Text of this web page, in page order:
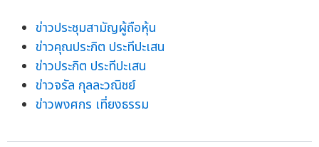
ข่าวประชุมสามัญผู้ถือหุ้น
ข่าวคุณประกิต ประทีปะเสน
ข่าวประกิต ประทีปะเสน
ข่าวจรัล กุลละวณิชย์
ข่าวพงศกร เที่ยงธรรม